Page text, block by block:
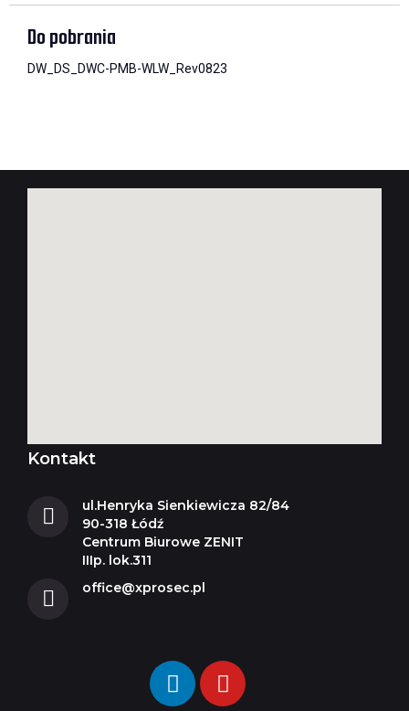
Do pobrania
DW_DS_DWC-PMB-WLW_Rev0823
Kontakt
ul.Henryka Sienkiewicza 82/84
90-318 Łódź
Centrum Biurowe ZENIT
IIIp. lok.311
office@xprosec.pl